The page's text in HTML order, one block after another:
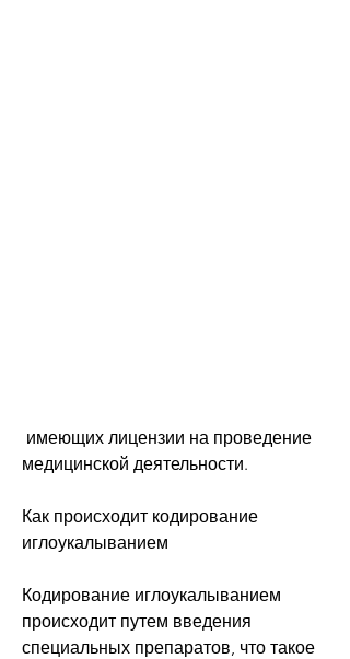
медицинской деятельности.
Как происходит кодирование
иглоукалыванием
Кодирование иглоукалыванием
происходит путем введения
специальных препаратов, что такое